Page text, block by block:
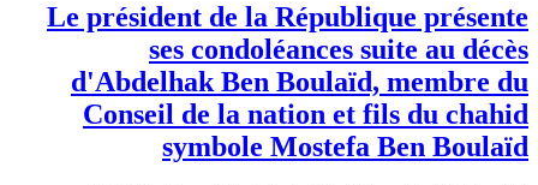
Le président de la République présente
ses condoléances suite au décès
d'Abdelhak Ben Boulaïd, membre du
Conseil de la nation et fils du chahid
symbole Mostefa Ben Boulaïd